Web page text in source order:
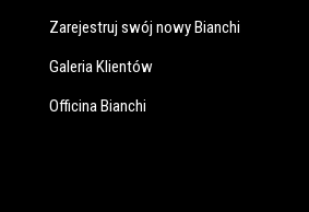
Zarejestruj swój nowy Bianchi
Galeria Klientów
Officina Bianchi